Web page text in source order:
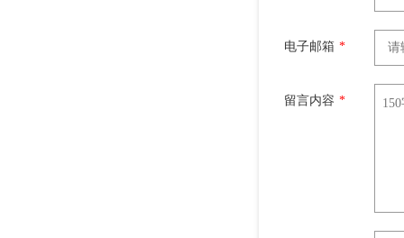
电子邮箱 *
留言内容 *